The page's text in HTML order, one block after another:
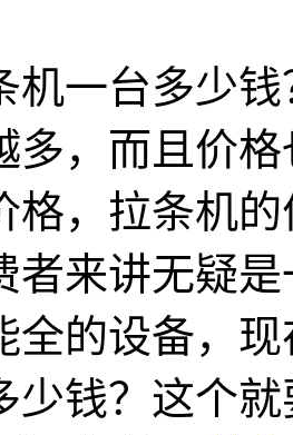
机一台多少
多，而且价
格，拉条机
者来讲无疑
全的设备，
少钱？这个